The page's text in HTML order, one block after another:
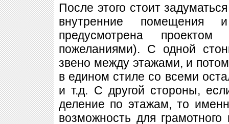
После этого стоит
внутренние
предусмотрена
пожеланиями). С одной
звено между этажами, и
в едином стиле со всеми
и т.д. С другой стороны,
деление по этажам, то
возможность для